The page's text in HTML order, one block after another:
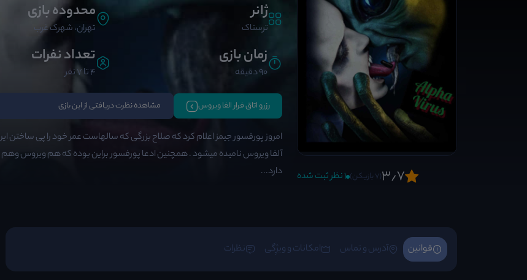
3٫7(7 بازیکن) 1 نظر ثبت شده
ژانر
ترسناک
محدوده بازی
تهران، شهرک غرب
زمان بازی
90 دقیقه
تعداد نفرات
4 تا 7 نفر
رزرو اتاق فرار الفا ویروس مشاهده نظرت دریافتی از این بازی
امروز پورفسور جیمز اعلام کرد که صلاح بزرگی که سالهاست عمر خود را پی ساختن
آلفا ویروس نامیده میشود . همچنین ادعا پورفسور براین بوده که هم ویروس وهم
دارد...
قوانین آدرس و تماس امکانات و ویژِگی نظرات